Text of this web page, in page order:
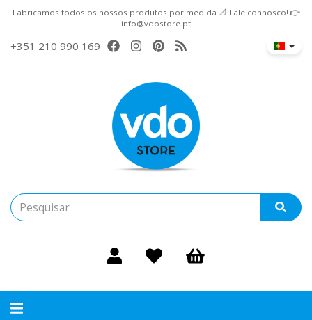
Fabricamos todos os nossos produtos por medida 📐 Fale connosco! 👉
info@vdostore.pt
+351 210 990 169
Alternar